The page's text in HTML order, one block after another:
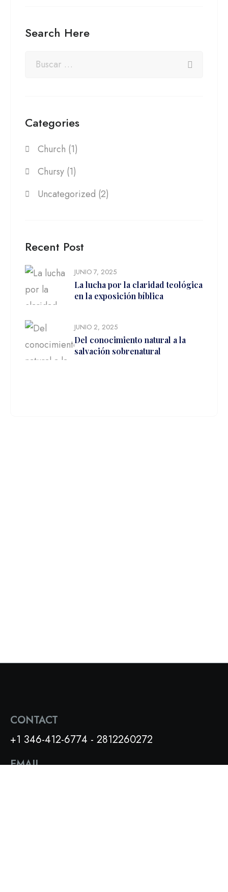
Search Here
Categories
Church (1)
Chursy(1)
Uncategorized (2)
Recent Post
JUNIO 7, 2025
La lucha por la claridad teológica
en la exposición bíblica
JUNIO 2, 2025
Del conocimiento natural a la
salvación sobrenatural
CONTACT
+1 346-412-6774 - 2812260272
EMAIL